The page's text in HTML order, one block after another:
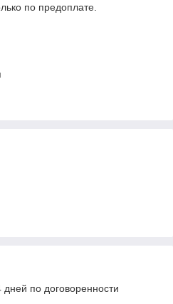
по предоплате.
дней по договоренности